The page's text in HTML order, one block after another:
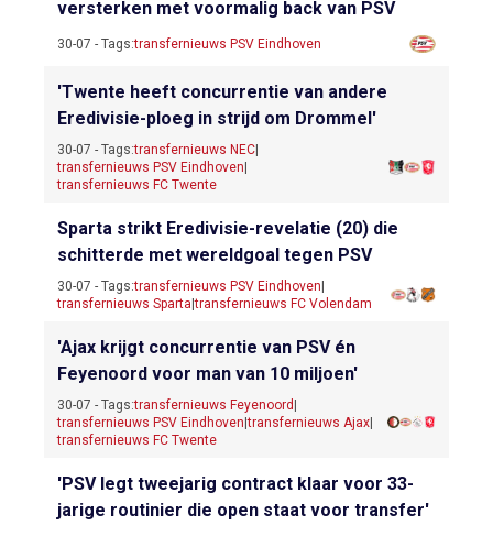
versterken met voormalig back van PSV
30-07 - Tags:transfernieuws PSV Eindhoven
'Twente heeft concurrentie van andere
Eredivisie-ploeg in strijd om Drommel'
30-07 - Tags:transfernieuws NEC
transfernieuws PSV Eindhoven
transfernieuws FC Twente
Sparta strikt Eredivisie-revelatie (20) die
schitterde met wereldgoal tegen PSV
30-07 - Tags:transfernieuws PSV Eindhoven
transfernieuws Sparta |transfernieuws FC Volendam
'Ajax krijgt concurrentie van PSV én
Feyenoord voor man van 10 miljoen'
30-07 - Tags:transfernieuws Feyenoord
transfernieuws PSV Eindhoven |transfernieuws Ajax
transfernieuws FC Twente
'PSV legt tweejarig contract klaar voor 33-
jarige routinier die open staat voor transfer'